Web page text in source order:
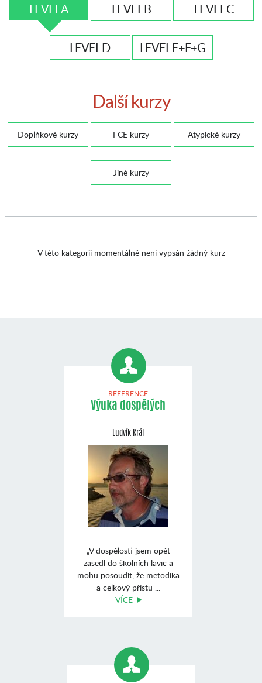
LEVEL A LEVEL B LEVEL C
LEVEL D LEVEL E+F+G
Další kurzy
Doplňkové kurzy FCE kurzy Atypické kurzy
Jiné kurzy
V této kategorii momentálně není vypsán žádný kurz
REFERENCE
Výuka dospělých
Ludvík Král
„V dospělosti jsem opět
zasedl do školních lavic a
mohu posoudit, že metodika
a celkový přístu ...
VÍCE